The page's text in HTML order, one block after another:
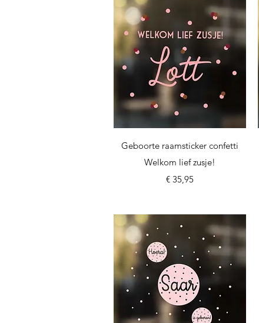
Snel overzicht
Geboorte raamsticker confetti
Welkom lief zusje!
Prijs
€ 35,95